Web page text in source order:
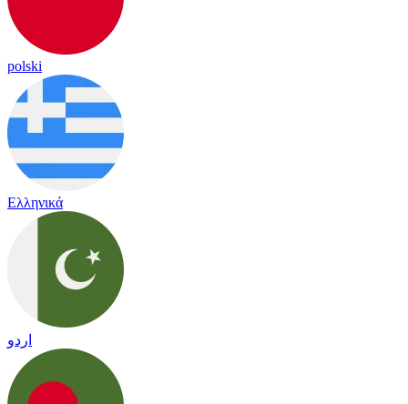
polski
Ελληνικά
اردو